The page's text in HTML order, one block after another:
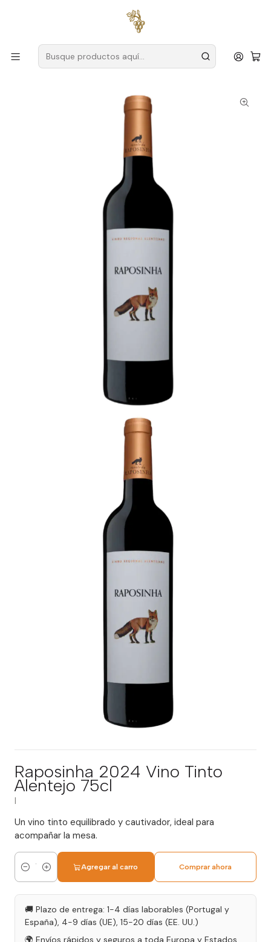
para pedidos superiores a
Productores Alentejo
Fox Hill
Raposinha 2024 Vino Tinto Alentejo 75cl
Raposinha 2024 Vino Tinto
Alentejo 75cl
Un vino tinto equilibrado y cautivador, ideal para
acompañar la mesa.
Cantidad
Agregar al carro Comprar ahora
🚚 Plazo de entrega: 1-4 días laborables (Portugal y
España), 4-9 días (UE), 15-20 días (EE. UU.)